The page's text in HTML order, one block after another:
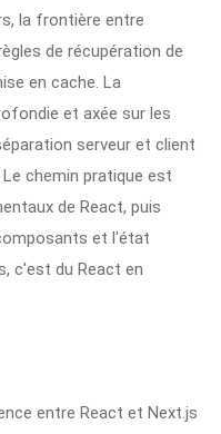
la frontière entre
de récupération de
en cache. La
et axée sur les
serveur et client
chemin pratique est
de React, puis
et l'état
c'est du React en
entre React et Next.js